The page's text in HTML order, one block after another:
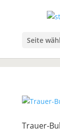
Seite
Trauer-